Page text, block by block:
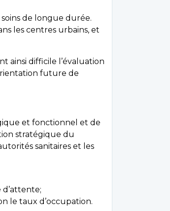
soins de longue durée.
les centres urbains, et
ainsi difficile l’évaluation
future de
et fonctionnel et de
stratégique du
sanitaires et les
le taux d’occupation.